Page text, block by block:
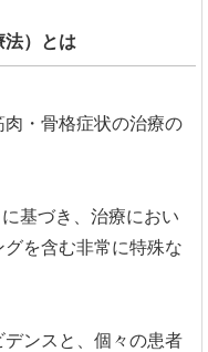
法）とは
・骨格症状の治療の
基づき、治療におい
を含む非常に特殊な
ンスと、個々の患者